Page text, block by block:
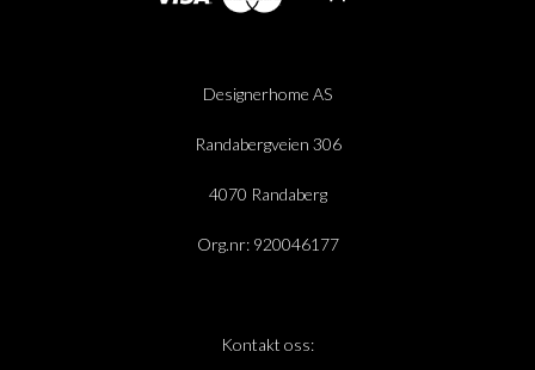
Designerhome AS
Randabergveien 306
4070 Randaberg
Org.nr: 920046177
Kontakt oss: